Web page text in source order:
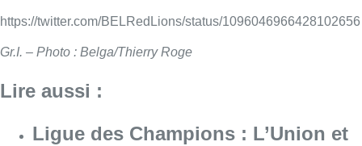
https://twitter.com/BELRedLions/status/1096046966428102656
Gr.I. – Photo : Belga/Thierry Roge
Lire aussi :
Ligue des Champions : L’Union et